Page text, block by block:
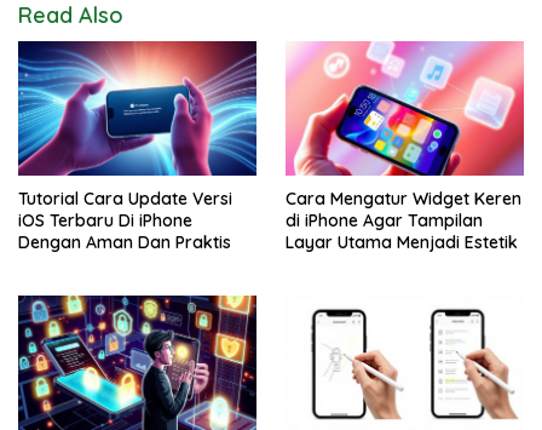
Read Also
Tutorial Cara Update Versi
iOS Terbaru Di iPhone
Dengan Aman Dan Praktis
Cara Mengatur Widget Keren
di iPhone Agar Tampilan
Layar Utama Menjadi Estetik